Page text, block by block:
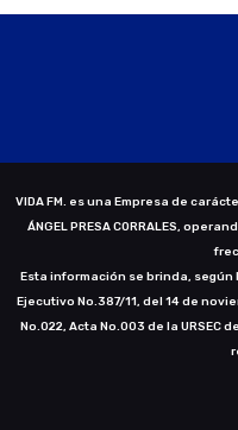
VIDA FM. es una Empresa de
ÁNGEL PRESA CORRALES,
Esta información se brinda, según
Ejecutivo No.387/11, del 14 de
No.022, Acta No.003 de la URSEC